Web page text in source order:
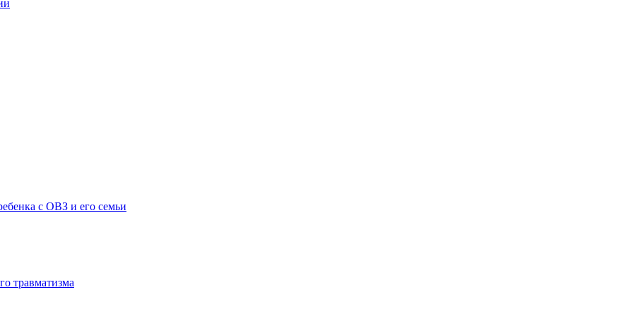
с ОВЗ и его семьи
травматизма